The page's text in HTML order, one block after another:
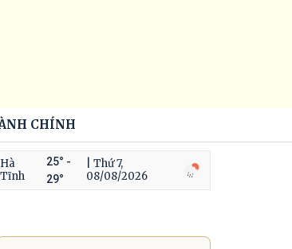
CHÍNH
Hà
Tĩnh
25° -
29°
| Thứ 7,
08/08/2026